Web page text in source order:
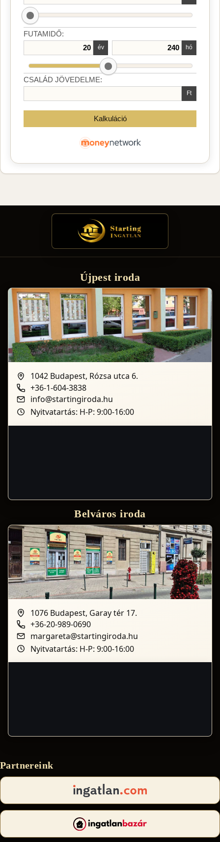
Újpest iroda
1042 Budapest, Rózsa utca 6.
+36-1-604-3838
info@startingiroda.hu
Nyitvatartás: H-P: 9:00-16:00
Belváros iroda
1076 Budapest, Garay tér 17.
+36-20-989-0690
margareta@startingiroda.hu
Nyitvatartás: H-P: 9:00-16:00
Partnereink